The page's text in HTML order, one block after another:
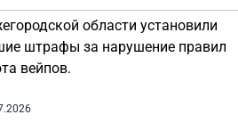
области установили
штрафы за нарушение правил
вейпов.